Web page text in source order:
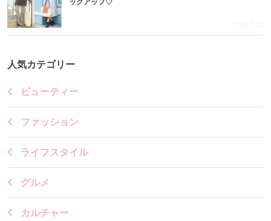
ックアップ♡
2026.7.15
人気カテゴリー
ビューティー
ファッション
ライフスタイル
グルメ
カルチャー